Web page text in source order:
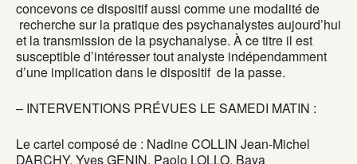
concevons ce dispositif aussi comme une modalité de
recherche sur la pratique des psychanalystes aujourd’hui
et la transmission de la psychanalyse. À ce titre il est
susceptible d’intéresser tout analyste indépendamment
d’une implication dans le dispositif de la passe.
– INTERVENTIONS PRÉVUES LE SAMEDI MATIN :
Le cartel composé de : Nadine COLLIN Jean-Michel
DARCHY, Yves GENIN, Paolo LOLLO, Baya